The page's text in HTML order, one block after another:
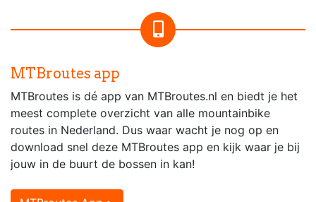
MTBroutes app
MTBroutes is dé app van MTBroutes.nl en biedt je het
meest complete overzicht van alle mountainbike
routes in Nederland. Dus waar wacht je nog op en
download snel deze MTBroutes app en kijk waar je bij
jouw in de buurt de bossen in kan!